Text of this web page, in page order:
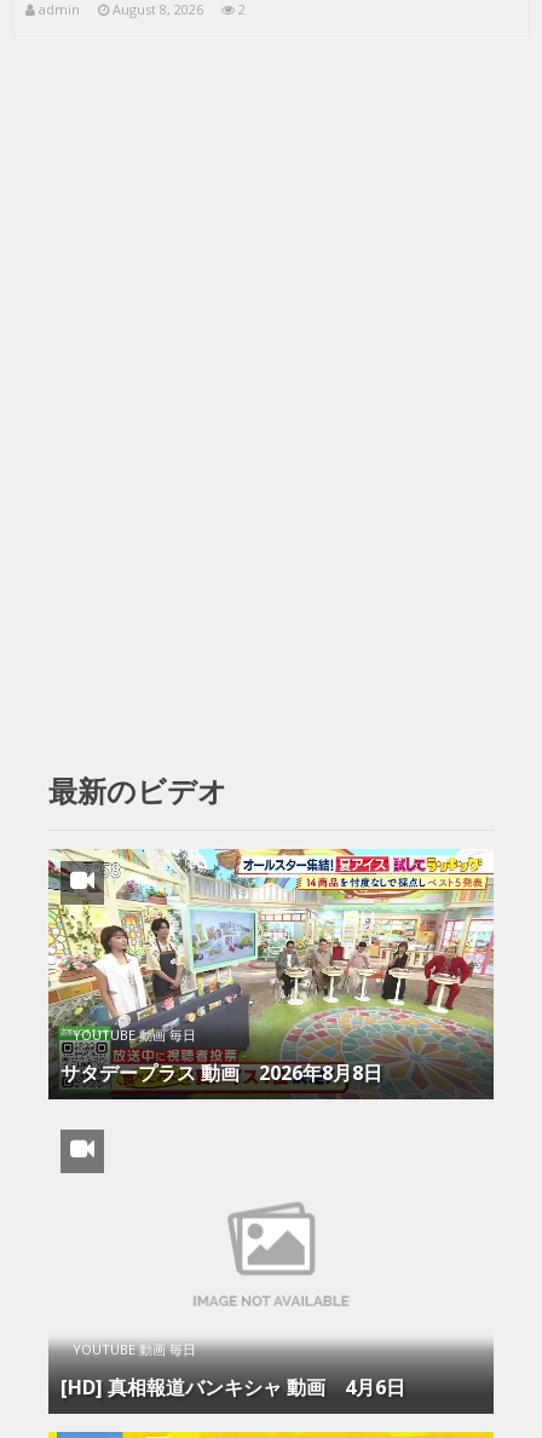
admin August 8, 2026 2
最新のビデオ
YOUTUBE 動画 毎日
サタデープラス 動画 2026年8月8日
YOUTUBE 動画 毎日
[HD] 真相報道バンキシャ 動画 4月6日